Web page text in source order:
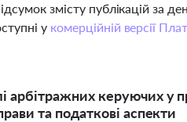
змісту публікацій за
у комерційній версії
арбітражних керуючих у
та податкові аспекти